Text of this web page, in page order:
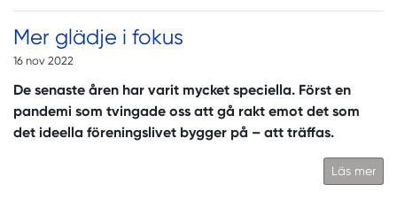
Mer glädje i fokus
16 nov 2022
De senaste åren har varit mycket speciella. Först en
pandemi som tvingade oss att gå rakt emot det som
det ideella föreningslivet bygger på – att träffas.
Läs mer